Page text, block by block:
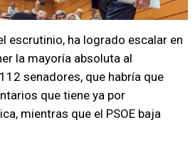
escrutinio, ha logrado escalar en
la mayoría absoluta al
senadores, que habría que
que tiene ya por
mientras que el PSOE baja